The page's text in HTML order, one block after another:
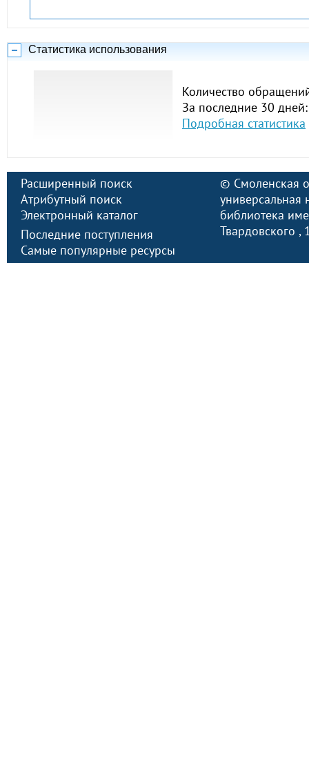
Статистика использования
Количество
За последние 30
Подробная статистика
Расширенный поиск
Атрибутный поиск
Электронный каталог
Последние поступления
Самые популярные ресурсы
© Смоленская
универсальная
библиотека
Твардовского ,